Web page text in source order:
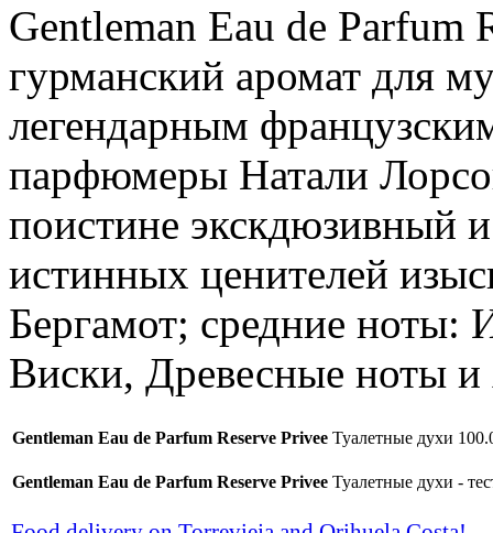
Gentleman Eau de Parfum
гурманский аромат для
легендарным
парфюмеры Натали
поистине экскдюзивный
истинных ценителей
Бергамот; средние ноты:
Виски, Древесные ноты
Gentleman Eau de Parfum Reserve Privee Туалетные духи
Gentleman Eau de Parfum Reserve Privee Туалетные духи -